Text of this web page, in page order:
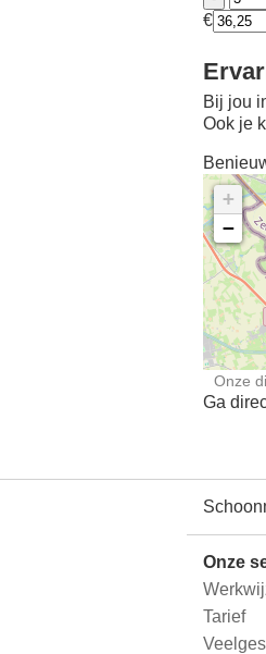
€
Bij jou
Ook je
+
−
Onze
Ga
Onze
Tarief